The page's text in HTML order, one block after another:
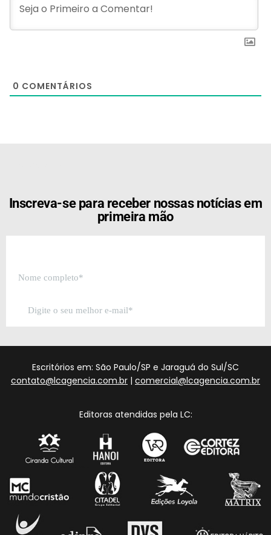
0 COMENTÁRIOS
Inscreva-se para receber nossas notícias em
primeira mão
Escritórios em: São Paulo/SP e Jaraguá do Sul/SC
contato@lcagencia.com.br | comercial@lcagencia.com.br
Editoras atendidas pela LC: